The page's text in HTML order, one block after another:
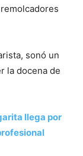
sonó un
la docena de
llega por